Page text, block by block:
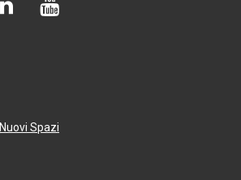
Nuovi Spazi